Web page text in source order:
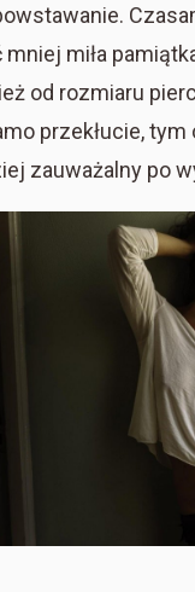
miła
od rozmiaru
przekłucie, tym
zauważalny po